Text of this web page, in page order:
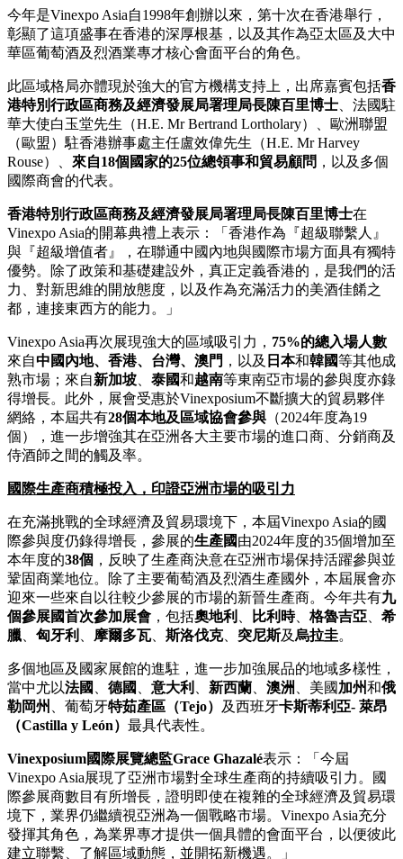
今年是Vinexpo Asia自1998年創辦以來，第十次在香港舉行，
彰顯了這項盛事在香港的深厚根基，以及其作為亞太區及大中
華區葡萄酒及烈酒業專才核心會面平台的角色。
此區域格局亦體現於強大的官方機構支持上，出席嘉賓包括香
港特別行政區商務及經濟發展局署理局長陳百里博士 、法國駐
華大使白玉堂先生（H.E. Mr Bertrand Lortholary）、歐洲聯盟
（歐盟）駐香港辦事處主任盧效偉先生（H.E. Mr Harvey
Rouse）、 來自18個國家的25位總領事和貿易顧問 ，以及多個
國際商會的代表。
香港特別行政區商務及經濟發展局署理局長陳百里博士在
Vinexpo Asia的開幕典禮上表示：「香港作為『超級聯繫人』
與『超級增值者』，在聯通中國內地與國際市場方面具有獨特
優勢。除了政策和基礎建設外，真正定義香港的，是我們的活
力、對新思維的開放態度，以及作為充滿活力的美酒佳餚之
都，連接東西方的能力。」
Vinexpo Asia再次展現強大的區域吸引力， 75%的總入場人數
來自中國內地、香港、台灣、澳門 ，以及 日本和韓國等其他成
熟市場；來自新加坡 泰國和越南等東南亞市場的參與度亦錄
得增長。此外，展會受惠於Vinexposium不斷擴大的貿易夥伴
網絡，本屆共有28個本地及區域協會參與 （2024年度為19
個），進一步增強其在亞洲各大主要市場的進口商、分銷商及
侍酒師之間的觸及率。
國際生產商積極投入，印證亞洲市場的吸引力
在充滿挑戰的全球經濟及貿易環境下，本屆Vinexpo Asia的國
際參與度仍錄得增長，參展的生產國由2024年度的35個增加至
本年度的38個 ，反映了生產商決意在亞洲市場保持活躍參與並
鞏固商業地位。除了主要葡萄酒及烈酒生產國外，本屆展會亦
迎來一些來自以往較少參展的市場的新晉生產商。今年共有九
個參展國首次參加展會 ，包括奧地利 比利時、 格魯吉亞
希
臘
匈牙利 摩爾多瓦、 斯洛伐克、 突尼斯及烏拉圭。
多個地區及國家展館的進駐，進一步加強展品的地域多樣性，
當中尤以法國 德國 意大利 新西蘭 澳洲 、美國加州和俄
勒岡州
、葡萄牙特茹產區（Tejo） 及西班牙卡斯蒂利亞- 萊昂
（Castilla y León） 最具代表性。
Vinexposium國際展覽總監Grace Ghazalé表示：「今屆
Vinexpo Asia展現了亞洲市場對全球生產商的持續吸引力。國
際參展商數目有所增長，證明即使在複雜的全球經濟及貿易環
境下，業界仍繼續視亞洲為一個戰略市場。Vinexpo Asia充分
發揮其角色，為業界專才提供一個具體的會面平台，以便彼此
建立聯繫、了解區域動態，並開拓新機遇。」